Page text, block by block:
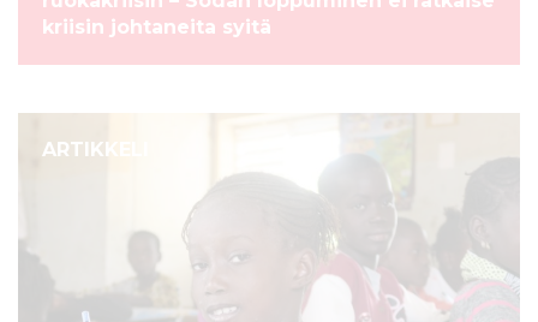
kriisin johtaneita syitä
ARTIKKELI